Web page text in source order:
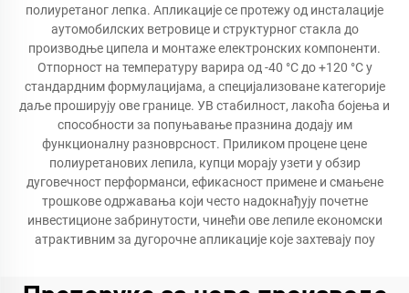
полиуретаног лепка. Апликације се протежу од инсталације
аутомобилских ветровице и структурног стакла до
производње ципела и монтаже електронских компоненти.
Отпорност на температуру варира од -40 °C до +120 °C у
стандардним формулацијама, а специјализоване категорије
даље проширују ове границе. УВ стабилност, лакоћа бојења и
способности за попуњавање празнина додају им
функционалну разноврсност. Приликом процене цене
полиуретанових лепила, купци морају узети у обзир
дуговечност перформанси, ефикасност примене и смањене
трошкове одржавања који често надокнађују почетне
инвестиционе забринутости, чинећи ове лепиле економски
атрактивним за дугорочне апликације које захтевају поу